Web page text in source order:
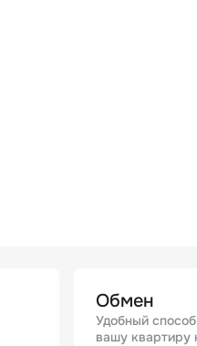
Обмен
Удобный
вашу квартиру